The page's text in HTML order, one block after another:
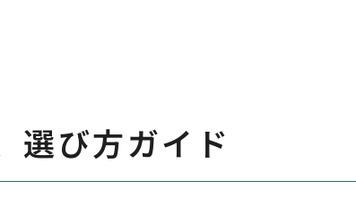
選び方ガイド